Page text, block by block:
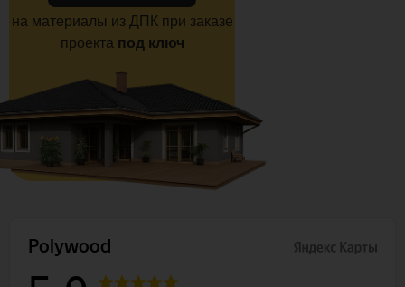
на материалы из ДПК при заказе
проекта под ключ